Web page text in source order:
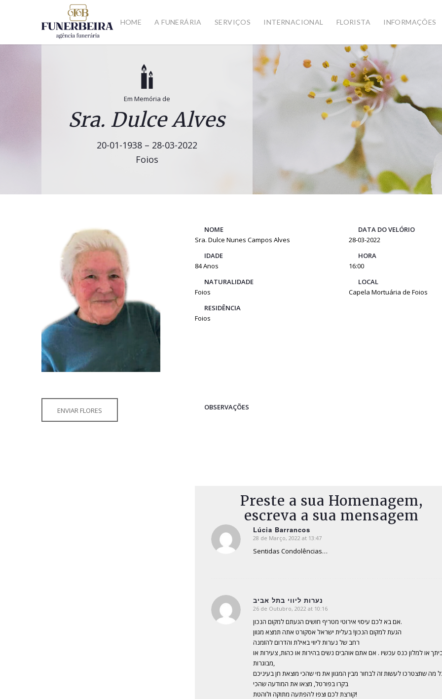
HOME A FUNERÁRIA SERVIÇOS INTERNACIONAL FLORISTA INFORMAÇÕES
Em Memória de
Sra. Dulce Alves
20-01-1938 – 28-03-2022
Foios
NOME
Sra. Dulce Nunes Campos Alves
IDADE
84 Anos
NATURALIDADE
Foios
RESIDÊNCIA
Foios
DATA DO VELÓRIO
28-03-2022
HORA
16:00
LOCAL
Capela Mortuária de Foios
ENVIAR FLORES OBSERVAÇÕES
Preste a sua Homenagem,
escreva a sua mensagem
Lúcia Barrancos
says:
28 de Março, 2022 at 13:47
Sentidas Condolências…
נערות ליווי בתל אביב
says:
26 de Outubro, 2022 at 10:16
אם בא לכם עיסוי אירוטי מטריף חושים הגעתם למקום הנכון.
הגעת למקום הנכון! בעלית ישראל אסקורט אתה תמצא מגוון
רחב של נערות ליווי באילת והדרום להזמנה
או למלון כנס עכשיו . אם אתם אוהבים נשים בהירות או כהות, צעירות או
מבוגרות,
בקרו בפורטל, מצאו את המודעה שהכי
קורצת לכם וצפו להפתעה מתוקה ולוהטת!